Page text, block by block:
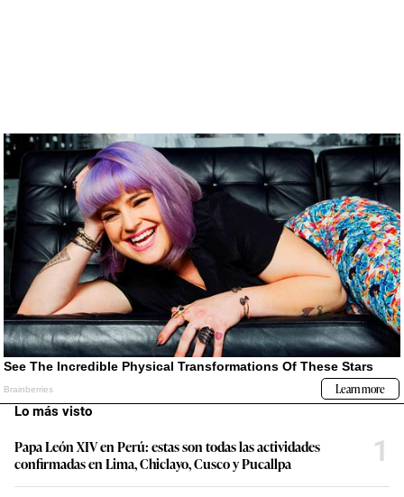
Lo más visto
Papa León XIV en Perú: estas son todas las actividades
confirmadas en Lima, Chiclayo, Cusco y Pucallpa
1